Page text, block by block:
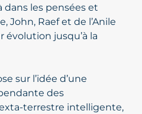
dans les pensées et
John, Raef et de l’Anile
évolution jusqu’à la
sur l’idée d’une
des
terrestre intelligente,